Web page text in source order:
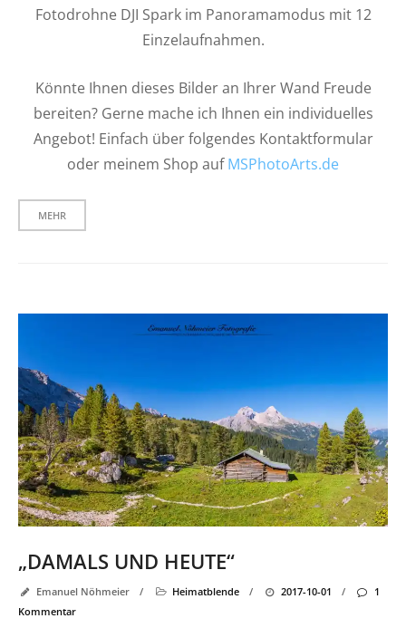
Fotodrohne DJI Spark im Panoramamodus mit 12
Einzelaufnahmen.
Könnte Ihnen dieses Bilder an Ihrer Wand Freude
bereiten? Gerne mache ich Ihnen ein individuelles
Angebot! Einfach über folgendes Kontaktformular
oder meinem Shop aufMSPhotoArts.de
MEHR
„DAMALS UND HEUTE“
Emanuel Nöhmeier / Heimatblende / 2017-10-01 /
1
Kommentar